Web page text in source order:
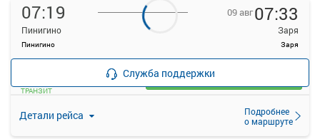
07:19
Пинигино
Пинигино
09 авг07:33
Заря
Заря
Детали рейса
Подробнее
о маршруте
—
ТРАНЗИТ
Загрузить цену
Служба поддержки